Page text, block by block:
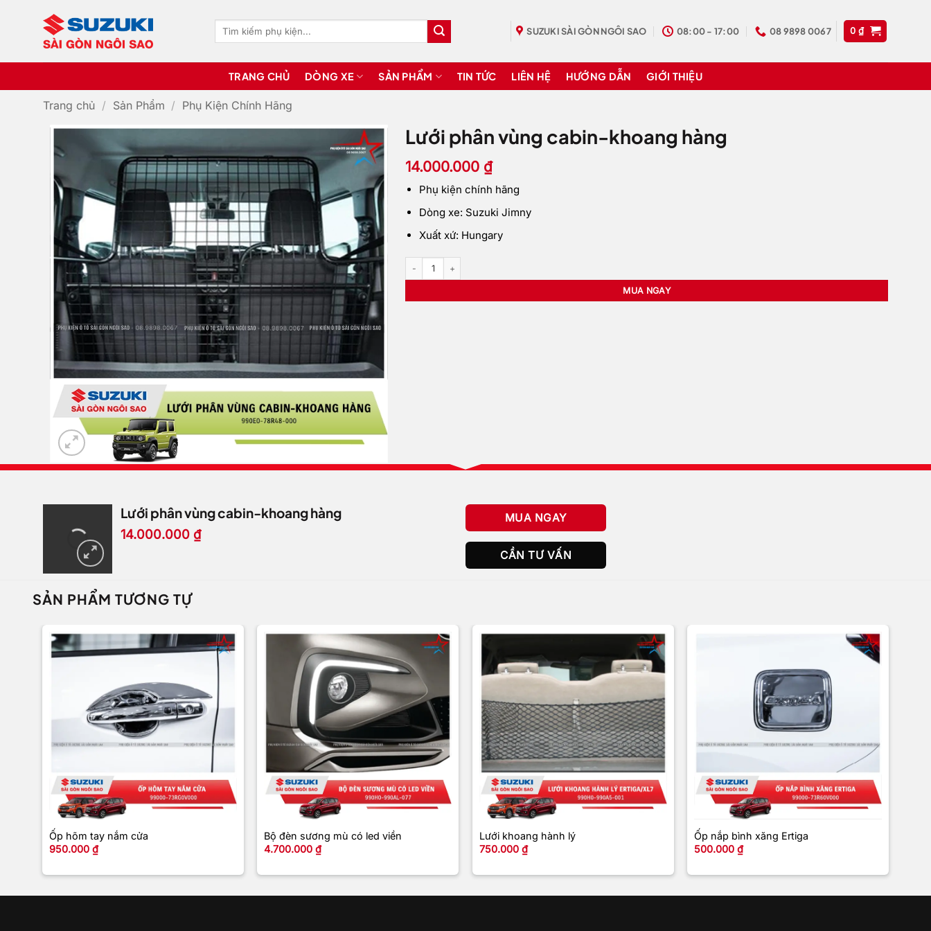
dung
Tìm
SUZUKI SÀI GÒN NGÔI SAO 08:00 - 17:00 08 9898 0067 0₫
TRANG CHỦ DÒNG XE SẢN PHẨM TIN TỨC LIÊN HỆ HƯỚNG DẪN GIỚI THIỆU
Trang chủ / Sản Phẩm / Phụ Kiện Chính Hãng
Lưới phân vùng cabin-khoang hàng
14.000.000 ₫
Phụ kiện chính hãng
Dòng xe: Suzuki Jimny
Xuất xứ: Hungary
Lưới phân vùng cabin-khoang hàng số lượng
MUA NGAY
Lưới phân vùng cabin-khoang hàng
14.000.000 ₫
MUA NGAY
CẦN TƯ VẤN
SẢN PHẨM TƯƠNG TỰ
+
Ốp hõm tay nắm cửa
950.000 ₫
+
Bộ đèn sương mù có led viền
4.700.000₫
+
Lưới khoang hành lý
750.000 ₫
+
Ốp nắp bình xăng Ertiga
500.000₫